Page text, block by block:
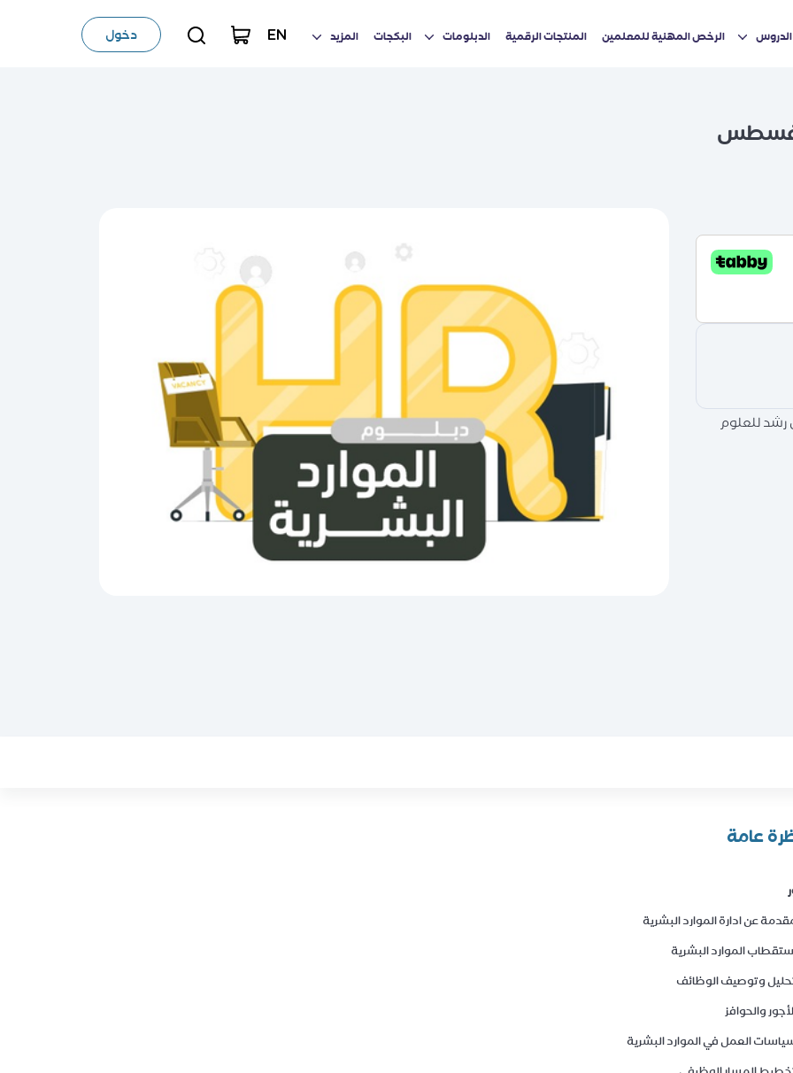
الدروس الرخص المهنية للمعلمين المنتجات الرقمية الدبلومات البكجات المزيد EN دخول
أغسطس
رشد للعلوم
عامة
عن ادارة الموارد البشرية
الموارد البشرية
وتوصيف الوظائف
والحوافز
العمل في الموارد البشرية